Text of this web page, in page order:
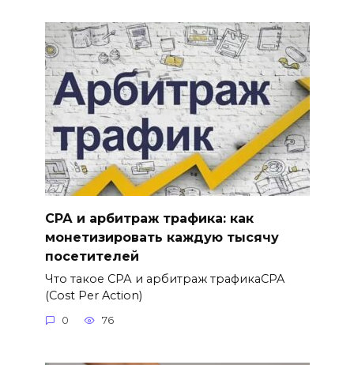
СРА и арбитраж трафика: как
монетизировать каждую тысячу
посетителей
Что такое СРА и арбитраж трафикаCPA
(Cost Per Action)
0 76